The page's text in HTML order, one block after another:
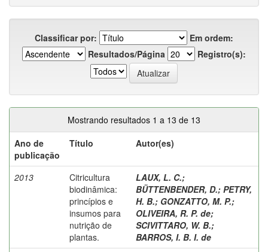
Classificar por:
Em ordem:
Resultados/Página
Registro(s):
Mostrando resultados 1 a 13 de 13
Ano de
publicação
Título Autor(es)
2013
Citricultura
biodinâmica:
princípios e
insumos para
nutrição de
plantas.
LAUX, L. C.;
BÜTTENBENDER, D.; PETRY,
H. B.; GONZATTO, M. P.;
OLIVEIRA, R. P. de;
SCIVITTARO, W. B.;
BARROS, I. B. I. de